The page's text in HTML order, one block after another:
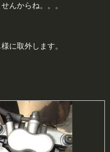
んからね。。。
に取外します。